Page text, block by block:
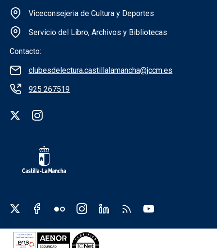
Información de la institución
Viceconsejeria de Cultura y Deportes
Servicio del Libro, Archivos y Bibliotecas
Contacto:
clubesdelectura.castillalamancha@jccm.es
925 267519
Redes sociales institución
Redes sociales JCCM